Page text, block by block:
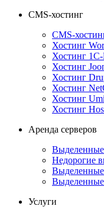
CMS-хостинг
CMS-
Хостинг
Хостинг
Хостинг
Хостинг
Хостинг
Хостинг
Хостинг
Аренда серверов
Недорогие
Выделенные
Услуги